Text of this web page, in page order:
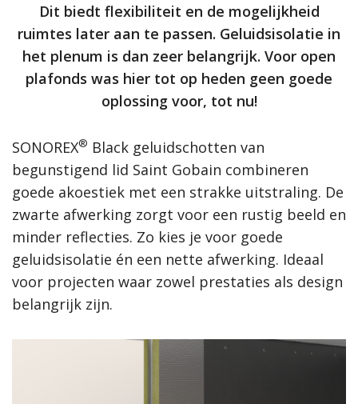
Dit biedt flexibiliteit en de mogelijkheid
ruimtes later aan te passen. Geluidsisolatie in
het plenum is dan zeer belangrijk. Voor open
plafonds was hier tot op heden geen goede
oplossing voor, tot nu!
SONOREX® Black geluidschotten van
begunstigend lid Saint Gobain combineren
goede akoestiek met een strakke uitstraling. De
zwarte afwerking zorgt voor een rustig beeld en
minder reflecties. Zo kies je voor goede
geluidsisolatie én een nette afwerking. Ideaal
voor projecten waar zowel prestaties als design
belangrijk zijn.